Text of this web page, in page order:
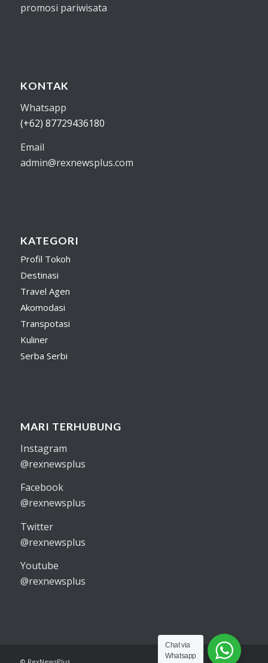
promosi pariwisata
KONTAK
Whatsapp
(+62) 87729436180
Email
admin@rexnewsplus.com
KATEGORI
Profil Tokoh
Destinasi
Travel Agen
Akomodasi
Transpotasi
Kuliner
Serba Serbi
MARI TERHUBUNG
Instagram
@rexnewsplus
Facebook
@rexnewsplus
Twitter
@rexnewsplus
Youtube
@rexnewsplus
Chat via
Whatsapp